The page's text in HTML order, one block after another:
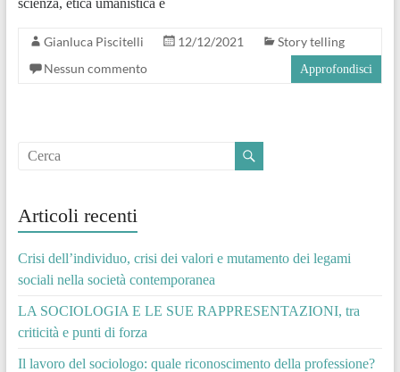
scienza, etica umanistica e
Gianluca Piscitelli 12/12/2021
Story telling
Nessun commento
Approfondisci
Articoli recenti
Crisi dell’individuo, crisi dei valori e mutamento dei legami
sociali nella società contemporanea
LA SOCIOLOGIA E LE SUE RAPPRESENTAZIONI, tra
criticità e punti di forza
Il lavoro del sociologo: quale riconoscimento della professione?